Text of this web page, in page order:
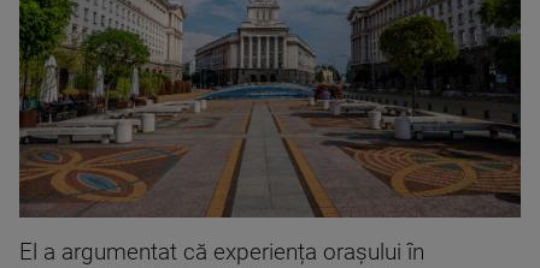
El a argumentat că experiența orașului în